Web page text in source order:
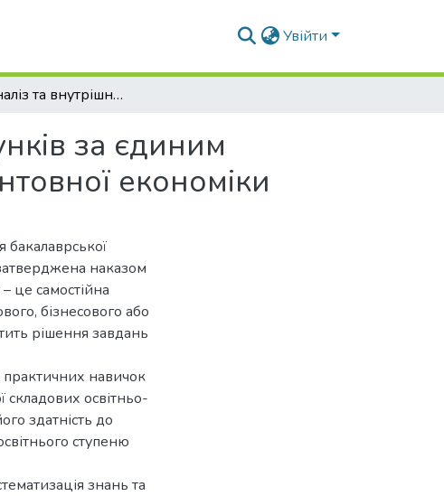
Увійти
Облік, аналіз та внутрішній контроль розрахунків за єдиним соціальним внеском в умовах соціально-орієнтовної економіки
за єдиним
економіки
наказом
це самостійна
бізнесового або
рішення завдань
практичних навичок
складових освітньо-
здатність до
ступеню
знань та